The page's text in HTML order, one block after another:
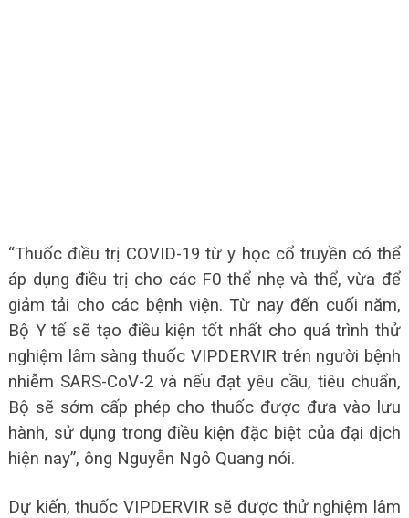
“Thuốc điều trị COVID-19 từ y học cổ truyền có thể
áp dụng điều trị cho các F0 thể nhẹ và thể, vừa để
giảm tải cho các bệnh viện. Từ nay đến cuối năm,
Bộ Y tế sẽ tạo điều kiện tốt nhất cho quá trình thử
nghiệm lâm sàng thuốc VIPDERVIR trên người bệnh
nhiễm SARS-CoV-2 và nếu đạt yêu cầu, tiêu chuẩn,
Bộ sẽ sớm cấp phép cho thuốc được đưa vào lưu
hành, sử dụng trong điều kiện đặc biệt của đại dịch
hiện nay”, ông Nguyễn Ngô Quang nói.
Dự kiến, thuốc VIPDERVIR sẽ được thử nghiệm lâm